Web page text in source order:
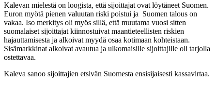
Kalevan mielestä on loogista, että sijoittajat ovat löytäneet Suomen.
Euron myötä pienen valuutan riski poistui ja Suomen talous on
vakaa. Iso merkitys oli myös sillä, että muutama vuosi sitten
suomalaiset sijoittajat kiinnostuivat maantieteellisten riskien
hajauttamisesta ja alkoivat myydä osaa kotimaan kohteistaan.
Sisämarkkinat alkoivat avautua ja ulkomaisille sijoittajille oli tarjolla
ostettavaa.
Kaleva sanoo sijoittajien etsivän Suomesta ensisijaisesti kassavirtaa.